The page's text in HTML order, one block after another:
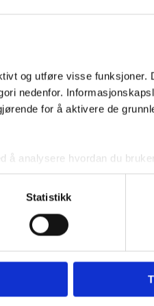
og utføre visse funksjoner.
nedenfor.
for å aktivere de
analysere hvordan du
for deg. Disse
men
Statistikk
Enkel
å vite